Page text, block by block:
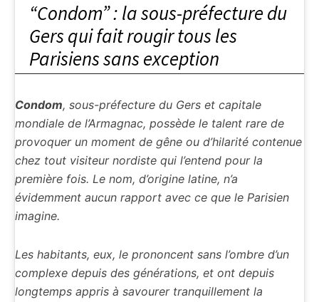
“Condom” : la sous-préfecture du
Gers qui fait rougir tous les
Parisiens sans exception
Condom, sous-préfecture du Gers et capitale
mondiale de l’Armagnac, possède le talent rare de
provoquer un moment de gêne ou d’hilarité contenue
chez tout visiteur nordiste qui l’entend pour la
première fois. Le nom, d’origine latine, n’a
évidemment aucun rapport avec ce que le Parisien
imagine.
Les habitants, eux, le prononcent sans l’ombre d’un
complexe depuis des générations, et ont depuis
longtemps appris à savourer tranquillement la